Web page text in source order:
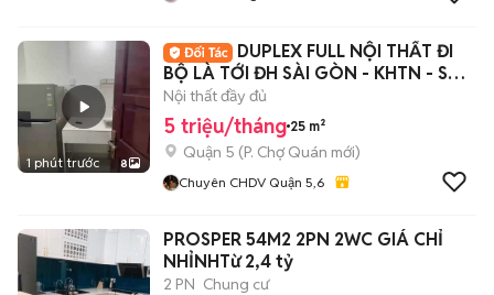
1 phút trước 8
DUPLEX FULL NỘI THẤT ĐI
BỘ LÀ TỚI ĐH SÀI GÒN - KHTN - SƯ
PHẠM
Nội thất đầy đủ
5 triệu/tháng 25 m²
Quận 5 (P. Chợ Quán mới)
Chuyên CHDV Quận 5,6
PROSPER 54M2 2PN 2WC GIÁ CHỈ
NHỈNHTừ 2,4 tỷ
2 PN Chung cư